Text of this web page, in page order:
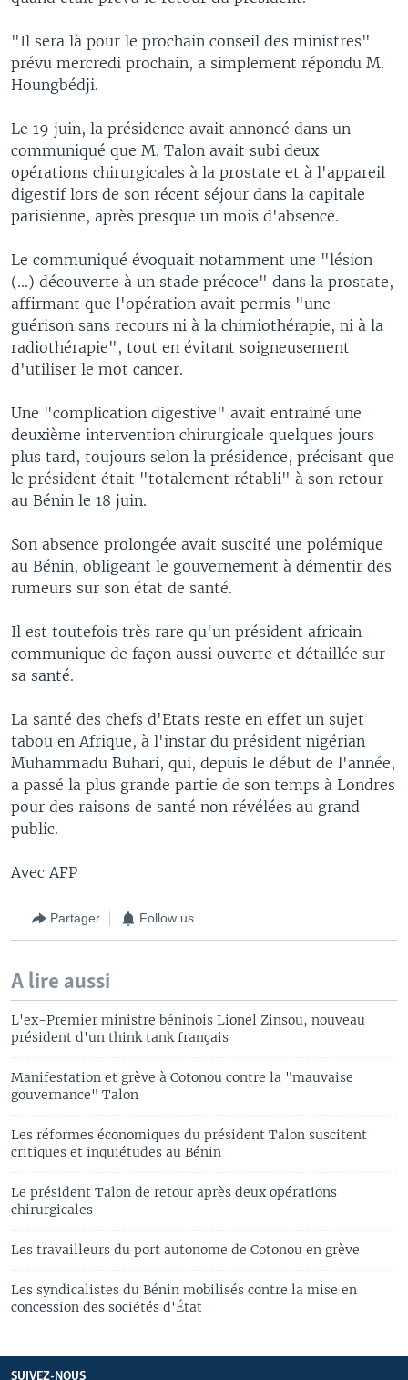
"Il sera là pour le prochain conseil des ministres"
prévu mercredi prochain, a simplement répondu M.
Houngbédji.
Le 19 juin, la présidence avait annoncé dans un
communiqué que M. Talon avait subi deux
opérations chirurgicales à la prostate et à l'appareil
digestif lors de son récent séjour dans la capitale
parisienne, après presque un mois d'absence.
Le communiqué évoquait notamment une "lésion
(...) découverte à un stade précoce" dans la prostate,
affirmant que l'opération avait permis "une
guérison sans recours ni à la chimiothérapie, ni à la
radiothérapie", tout en évitant soigneusement
d'utiliser le mot cancer.
Une "complication digestive" avait entrainé une
deuxième intervention chirurgicale quelques jours
plus tard, toujours selon la présidence, précisant que
le président était "totalement rétabli" à son retour
au Bénin le 18 juin.
Son absence prolongée avait suscité une polémique
au Bénin, obligeant le gouvernement à démentir des
rumeurs sur son état de santé.
Il est toutefois très rare qu'un président africain
communique de façon aussi ouverte et détaillée sur
sa santé.
La santé des chefs d'Etats reste en effet un sujet
tabou en Afrique, à l'instar du président nigérian
Muhammadu Buhari, qui, depuis le début de l'année,
a passé la plus grande partie de son temps à Londres
pour des raisons de santé non révélées au grand
public.
Avec AFP
Partager Follow us
A lire aussi
L'ex-Premier ministre béninois Lionel Zinsou, nouveau
président d'un think tank français
Manifestation et grève à Cotonou contre la "mauvaise
gouvernance" Talon
Les réformes économiques du président Talon suscitent
critiques et inquiétudes au Bénin
Le président Talon de retour après deux opérations
chirurgicales
Les travailleurs du port autonome de Cotonou en grève
Les syndicalistes du Bénin mobilisés contre la mise en
concession des sociétés d'État
SUIVEZ-NOUS